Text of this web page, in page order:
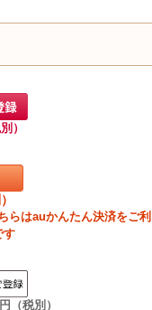
）
らはauかんたん決済をご利
す
（税別）